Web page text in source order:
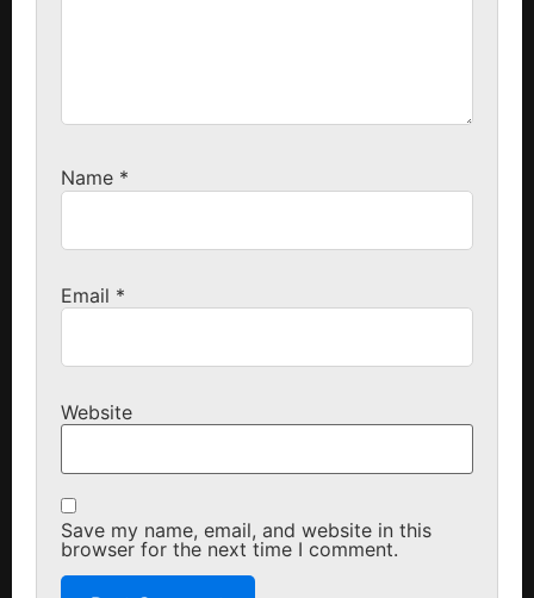
Name *
Email *
Website
Save my name, email, and website in this
browser for the next time I comment.